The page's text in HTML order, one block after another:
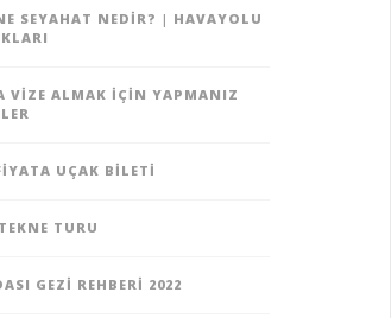
SEYAHAT NEDIR? | HAVAYOLU
VIZE ALMAK İÇIN YAPMANIZ
UÇAK BILETI
TURU
GEZI REHBERI 2022